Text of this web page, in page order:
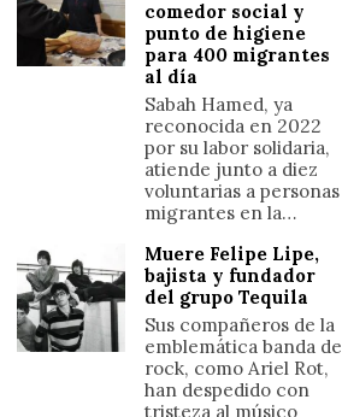
LINKS
Política de cookies (UE)
Términos y condiciones
Llámanos
+34633110958
+34633110958
comedor social y
punto de higiene
para 400 migrantes
al día
Sabah Hamed, ya
reconocida en 2022
por su labor solidaria,
atiende junto a diez
voluntarias a personas
migrantes en la…
Muere Felipe Lipe,
bajista y fundador
del grupo Tequila
Sus compañeros de la
emblemática banda de
rock, como Ariel Rot,
han despedido con
tristeza al músico